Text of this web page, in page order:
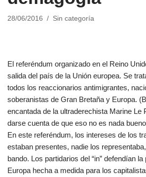
28/06/2016 Sin categoría
El referéndum organizado en el Reino
salida del país de la Unión europea. Se
todos los reaccionarios antimigrantes,
soberanistas de Gran Bretaña y Europa.
encantada de la ultraderechista Marine Le
darse cuenta de que eso no es nada
En este referéndum, los intereses de los
estaban presentes, nadie los
bando. Los partidarios del “in” defendían
Europa hecha a medida para los